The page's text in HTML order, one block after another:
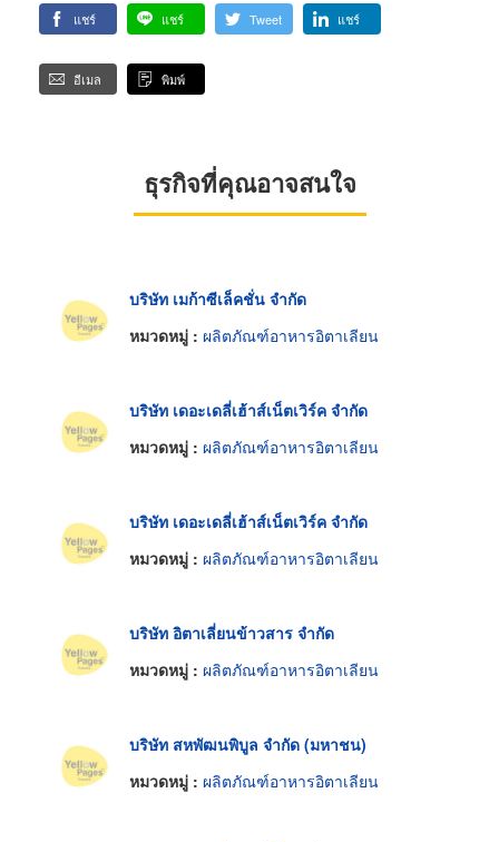
แชร์ แชร์ Tweet แชร์
อีเมล พิมพ์
ธุรกิจที่คุณอาจสนใจ
บริษัท เมก้าซีเล็คชั่น จำกัด
หมวดหมู่ : ผลิตภัณฑ์อาหารอิตาเลียน
บริษัท เดอะเดลี่เฮ้าส์เน็ตเวิร์ค จำกัด
หมวดหมู่ : ผลิตภัณฑ์อาหารอิตาเลียน
บริษัท เดอะเดลี่เฮ้าส์เน็ตเวิร์ค จำกัด
หมวดหมู่ : ผลิตภัณฑ์อาหารอิตาเลียน
บริษัท อิตาเลี่ยนข้าวสาร จำกัด
หมวดหมู่ : ผลิตภัณฑ์อาหารอิตาเลียน
บริษัท สหพัฒนพิบูล จำกัด (มหาชน)
หมวดหมู่ : ผลิตภัณฑ์อาหารอิตาเลียน